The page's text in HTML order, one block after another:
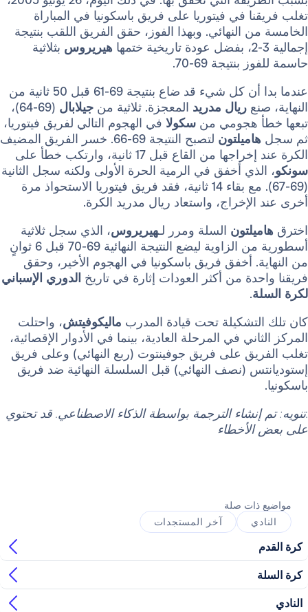
في فيتوريا على فريق باسكونيا في المباراة
النهائي. وبهذا الفوز، حقق الفريق اللقب بنتيجة
هيريروس بثلاثية
69-70.
عندما بدا أن كل شيء قد ضاع بنتيجة 69-61 قبل 50 ثانية من
ريال مدريد المعجزة. ثلاثية من جيلابال
(69-64)،
هجومي منسكولا في الهجوم التالي لفريق فيتوريا،
لتصبح النتيجة 69-66. خسر الفريق المضيف
القاع قبل 17 ثانية، وارتكب خطأ على
أخفق في الرمية الحرة الأولى ولكنه سجل الثانية
(69-67). مع بقاء 14 ثانية، فقد فريق فيتوريا الاستحواذ مرة
واستعاد ريال مدريد الكرة.
السلة ومرر لـهيريروس، الذي سجل ثلاثية
أسطورية من الزاوية ليضع النتيجة النهائية 69-70 قبل 6 ثوانٍ
أخفق فريق باسكونيا في الهجوم الأخير، وحقق
من أكثر العودات إثارة في تاريخ الدوري الإسباني
.
تحت قيادة المدربماليكوفيتش، واحتلت
في المرحلة العادية، بينما في الأدوار الإقصائية،
على فريق جوفينتوت (ربع النهائي) وعلى فريق
(نصف النهائي) قبل السلسلة النهائية ضد فريق
الترجمة بواسطة الذكاء الاصطناعي. قد تحتوي
صلة
آخر المستجدات